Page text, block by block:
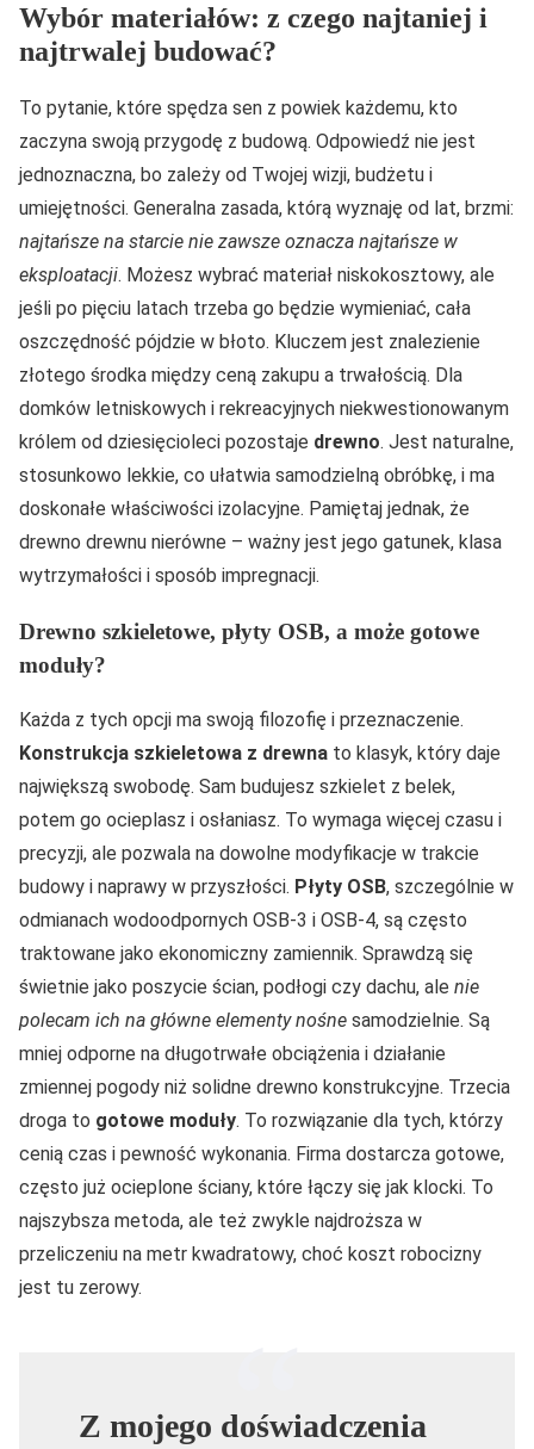
Wybór materiałów: z czego najtaniej i
najtrwalej budować?
To pytanie, które spędza sen z powiek każdemu, kto
zaczyna swoją przygodę z budową. Odpowiedź nie jest
jednoznaczna, bo zależy od Twojej wizji, budżetu i
umiejętności. Generalna zasada, którą wyznaję od lat, brzmi:
najtańsze na starcie nie zawsze oznacza najtańsze w
eksploatacji. Możesz wybrać materiał niskokosztowy, ale
jeśli po pięciu latach trzeba go będzie wymieniać, cała
oszczędność pójdzie w błoto. Kluczem jest znalezienie
złotego środka między ceną zakupu a trwałością. Dla
domków letniskowych i rekreacyjnych niekwestionowanym
królem od dziesięcioleci pozostaje drewno. Jest naturalne,
stosunkowo lekkie, co ułatwia samodzielną obróbkę, i ma
doskonałe właściwości izolacyjne. Pamiętaj jednak, że
drewno drewnu nierówne – ważny jest jego gatunek, klasa
wytrzymałości i sposób impregnacji.
Drewno szkieletowe, płyty OSB, a może gotowe
moduły?
Każda z tych opcji ma swoją filozofię i przeznaczenie.
Konstrukcja szkieletowa z drewna to klasyk, który daje
największą swobodę. Sam budujesz szkielet z belek,
potem go ocieplasz i osłaniasz. To wymaga więcej czasu i
precyzji, ale pozwala na dowolne modyfikacje w trakcie
budowy i naprawy w przyszłości. Płyty OSB, szczególnie w
odmianach wodoodpornych OSB-3 i OSB-4, są często
traktowane jako ekonomiczny zamiennik. Sprawdzą się
świetnie jako poszycie ścian, podłogi czy dachu, ale nie
polecam ich na główne elementy nośne samodzielnie. Są
mniej odporne na długotrwałe obciążenia i działanie
zmiennej pogody niż solidne drewno konstrukcyjne. Trzecia
droga to gotowe moduły. To rozwiązanie dla tych, którzy
cenią czas i pewność wykonania. Firma dostarcza gotowe,
często już ocieplone ściany, które łączy się jak klocki. To
najszybsza metoda, ale też zwykle najdroższa w
przeliczeniu na metr kwadratowy, choć koszt robocizny
jest tu zerowy.
Z mojego doświadczenia